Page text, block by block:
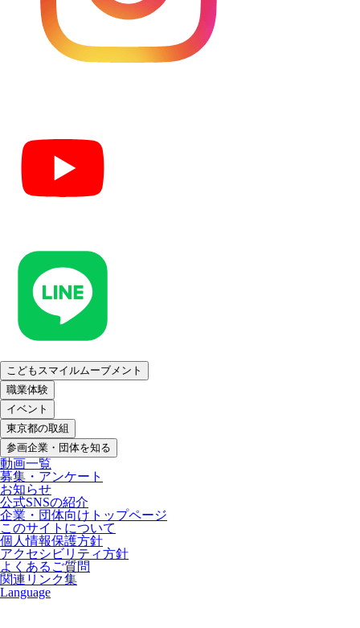
こどもスマイルムーブメント
職業体験
イベント
東京都の取組
参画企業・団体を知る
動画一覧
募集・アンケート
お知らせ
公式SNSの紹介
企業・団体向けトップページ
このサイトについて
個人情報保護方針
アクセシビリティ方針
よくあるご質問
関連リンク集
Language